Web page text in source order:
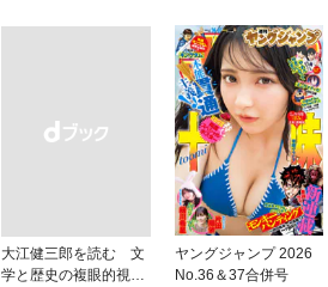
大江健三郎を読む 文
学と歴史の複眼的視点
ヤングジャンプ 2026
No.36＆37合併号